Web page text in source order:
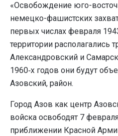
«Освобождение юго-
немецко-фашистских
первых числах февраля
территории располагались
Александровский и
1960‑х годов они будут
Азовский, район.
Город Азов как центр
войска освободят 7
приближении Красной